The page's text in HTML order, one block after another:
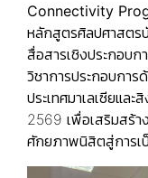
Connectivity
หลักสูตรศิลปศาสตร
สื่อสารเชิงประกอบ
วิชาการประกอบกา
ประเทศมาเลเซียแล
2569 เพื่อเสริมสร้
ศักยภาพนิสิตสู่การเป็